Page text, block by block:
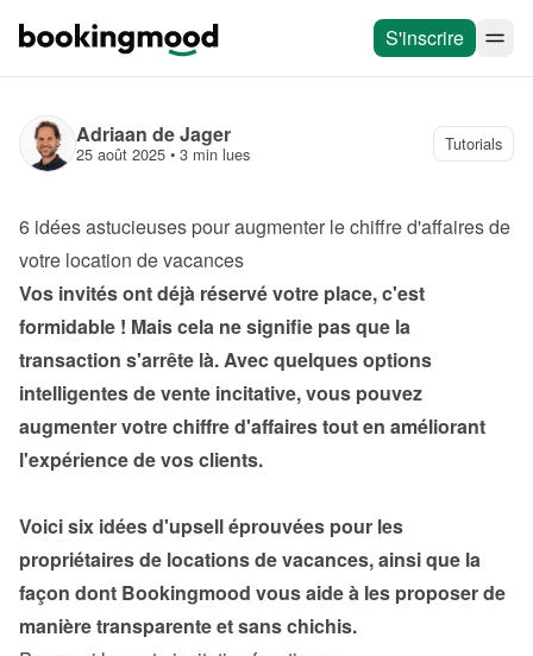
S'inscrire
Adriaan de Jager
25 août 2025 • 3 min lues Tutorials
6 idées astucieuses pour augmenter le chiffre d'affaires de
votre location de vacances
Vos invités ont déjà réservé votre place, c'est
formidable ! Mais cela ne signifie pas que la
transaction s'arrête là. Avec quelques options
intelligentes de vente incitative, vous pouvez
augmenter votre chiffre d'affaires tout en améliorant
l'expérience de vos clients.
Voici six idées d'upsell éprouvées pour les
propriétaires de locations de vacances, ainsi que la
façon dont Bookingmood vous aide à les proposer de
manière transparente et sans chichis.